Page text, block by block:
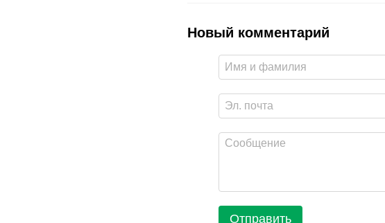
Новый комментарий
Отправить